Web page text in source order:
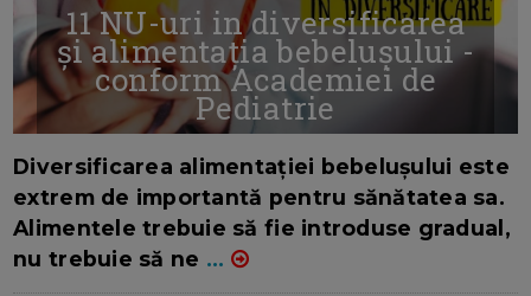
11 NU-uri in diversificarea
și alimentația bebelușului -
conform Academiei de
Pediatrie
Diversificarea alimentației bebelușului este
extrem de importantă pentru sănătatea sa.
Alimentele trebuie să fie introduse gradual,
nu trebuie să ne ...